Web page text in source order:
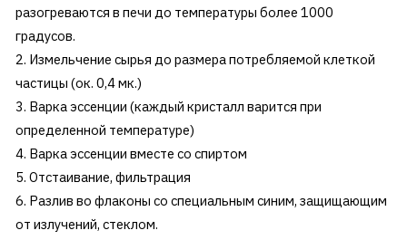
разогреваются в печи до температуры более 1000
градусов.
2. Измельчение сырья до размера потребляемой клеткой
частицы (ок. 0,4 мк.)
3. Варка эссенции (каждый кристалл варится при
определенной температуре)
4. Варка эссенции вместе со спиртом
5. Отстаивание, фильтрация
6. Разлив во флаконы со специальным синим, защищающим
от излучений, стеклом.